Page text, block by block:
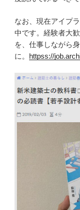
なお、現在アイプ
中です。経験者大
を、仕事しながら
に。 httpss://